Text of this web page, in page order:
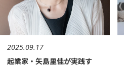
2025.09.17
起業家・矢島里佳が実践す